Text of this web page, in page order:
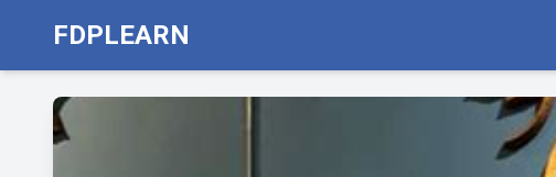
FDPLEARN